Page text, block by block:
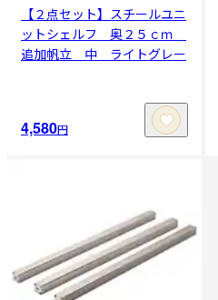
【２点セット】スチールユニ
ットシェルフ 奥２５ｃｍ
追加帆立 中 ライトグレー
4,580円